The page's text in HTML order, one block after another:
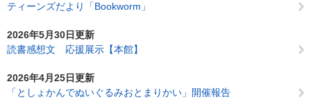
ティーンズだより「Bookworm」
2026年5月30日更新
読書感想文 応援展示【本館】
2026年4月25日更新
「としょかんでぬいぐるみおとまりかい」開催報告